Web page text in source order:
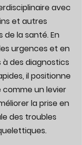
avec
et autres
de la santé. En
urgences et en
des diagnostics
il positionne
un levier
la prise en
des troubles